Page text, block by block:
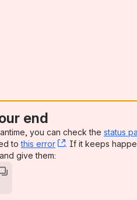
end
you can check the status
tothis error , (opens new
. If it keeps
(opens new window)
give them: